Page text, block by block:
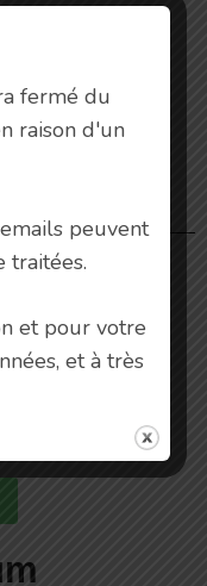
stockage
stockage
fermé du
raison d'un
peuvent
traitées.
et pour votre
et à très